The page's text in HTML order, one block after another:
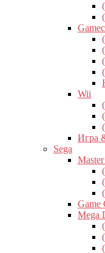
Wii
Игра
Sega
Game
Mega